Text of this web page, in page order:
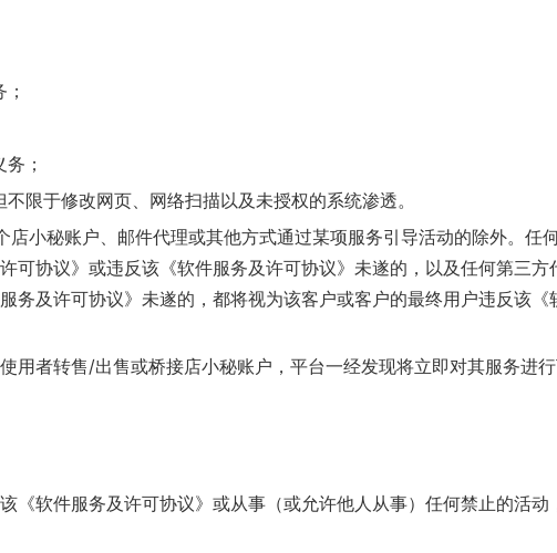
；
限于修改网页、网络扫描以及未授权的系统渗透。
小秘账户、邮件代理或其他方式通过某项服务引导活动的除外。任
可协议》或违反该《软件服务及许可协议》未遂的，以及任何第三方
务及许可协议》未遂的，都将视为该客户或客户的最终用户违反该《
用者转售/出售或桥接店小秘账户，平台一经发现将立即对其服务进
《软件服务及许可协议》或从事（或允许他人从事）任何禁止的活动